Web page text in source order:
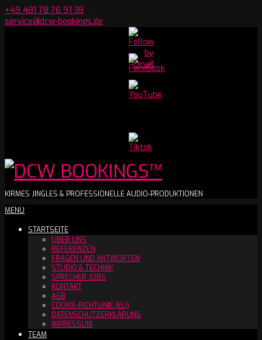
Skip
to
+49 481 78 76 91 38
service@dcw-bookings.de
Youtube
Channel
DCW
BOOKINGS™
KIRMES JINGLES & PROFESSIONELLE AUDIO-PRODUKTIONEN
Secondary
Menu
MENU
STARTSEITE
ÜBER UNS
REFERENZEN
FRAGEN UND ANTWORTEN
STUDIO & TECHNIK
SPRECHER JOBS
KONTAKT
AGB
COOKIE-RICHTLINIE (EU)
DATENSCHUTZERKLÄRUNG
IMPRESSUM
TEAM